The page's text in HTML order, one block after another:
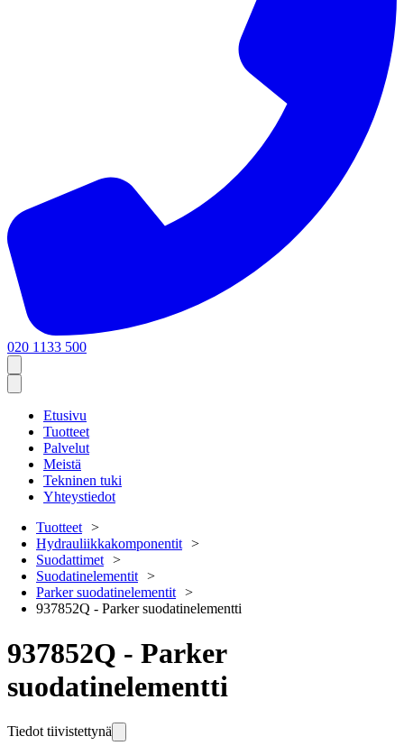
020 1133 500
Etusivu
Tuotteet
Palvelut
Meistä
Tekninen tuki
Yhteystiedot
Tuotteet
Hydrauliikkakomponentit
Suodattimet
Suodatinelementit
Parker suodatinelementit
937852Q - Parker suodatinelementti
937852Q - Parker
suodatinelementti
Tiedot tiivistettynä